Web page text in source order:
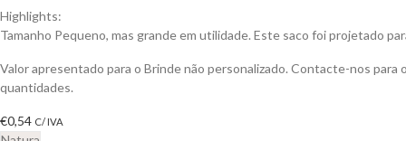
Highlights:
Tamanho Pequeno, mas grande em utilidade. Este saco foi projetado
Valor apresentado para o Brinde não personalizado. Contacte-nos
quantidades.
€0,54 C/ IVA